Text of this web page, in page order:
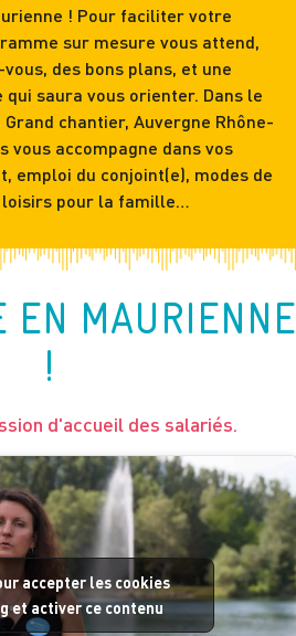
! Pour faciliter votre
sur mesure vous attend,
des bons plans, et une
saura vous orienter. Dans le
chantier, Auvergne Rhône-
vous accompagne dans vos
emploi du conjoint(e), modes de
pour la famille…
EN MAURIENNE
!
d'accueil des salariés.
accepter les cookies
et activer ce contenu